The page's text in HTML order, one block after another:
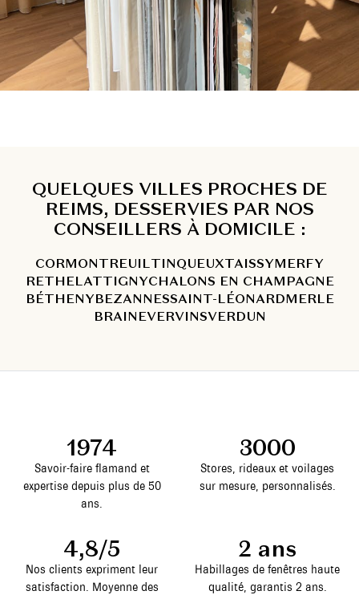
QUELQUES VILLES PROCHES DE
REIMS, DESSERVIES PAR NOS
CONSEILLERS À DOMICILE :
CORMONTREUILTINQUEUXTAISSYMERFY
RETHELATTIGNYCHALONS EN CHAMPAGNE
BÉTHENYBEZANNESSAINT-LÉONARDMERLE
BRAINEVERVINSVERDUN
1974
Savoir-faire flamand et
expertise depuis plus de 50
ans.
3000
Stores, rideaux et voilages
sur mesure, personnalisés.
4,8/5
Nos clients expriment leur
satisfaction. Moyenne des
2 ans
Habillages de fenêtres haute
qualité, garantis 2 ans.